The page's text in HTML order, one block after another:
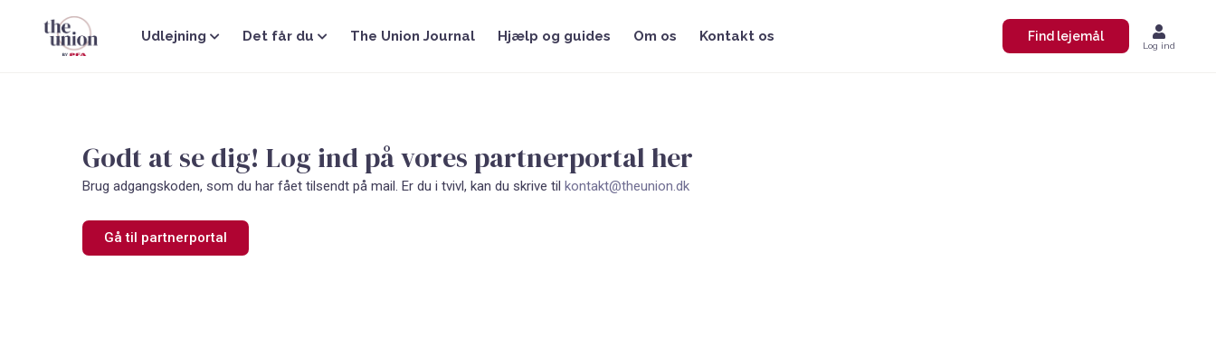
Udlejning Det får du The Union Journal Hjælp og guides Om os Kontakt os Find lejemål
Log ind
Godt at se dig! Log ind på vores partnerportal her
Brug adgangskoden, som du har fået tilsendt på mail. Er du i tvivl, kan du skrive tilkontakt@theunion.dk
Gå til partnerportal